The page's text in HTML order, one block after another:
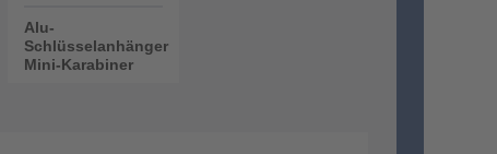
Alu-
Schlüsselanhänger
Mini-Karabiner